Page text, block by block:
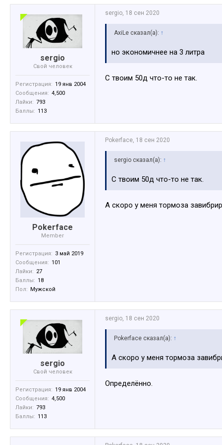
sergio
Свой человек
Регистрация: 19 янв 2004
Сообщения: 4,500
Лайки: 793
Баллы: 113
sergio, 18 сен 2020
AxiLe сказал(а): ↑
но экономичнее на 3 литра
С твоим 50д что-то не так.
Pokerface
Member
Регистрация: 3 май 2019
Сообщения: 101
Лайки: 27
Баллы: 18
Пол: Мужской
Pokerface, 18 сен 2020
sergio сказал(а): ↑
С твоим 50д что-то не так.
А скоро у меня тормоза
sergio
Свой человек
Регистрация: 19 янв 2004
Сообщения: 4,500
Лайки: 793
Баллы: 113
sergio 18 сен 2020
Pokerface сказал(а): ↑
А скоро у меня тормоза
Определённо.